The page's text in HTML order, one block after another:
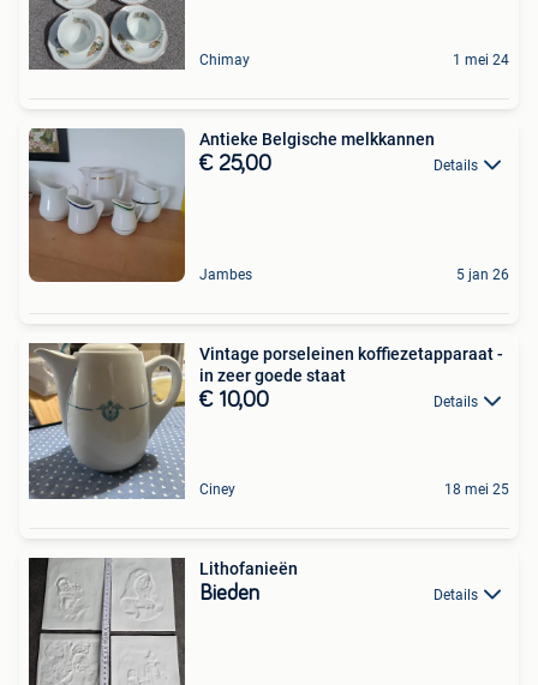
Chimay 1 mei 24
Antieke Belgische melkkannen
€ 25,00 Details
Jambes 5 jan 26
Vintage porseleinen koffiezetapparaat -
in zeer goede staat
€ 10,00 Details
Ciney 18 mei 25
Lithofanieën
Bieden Details